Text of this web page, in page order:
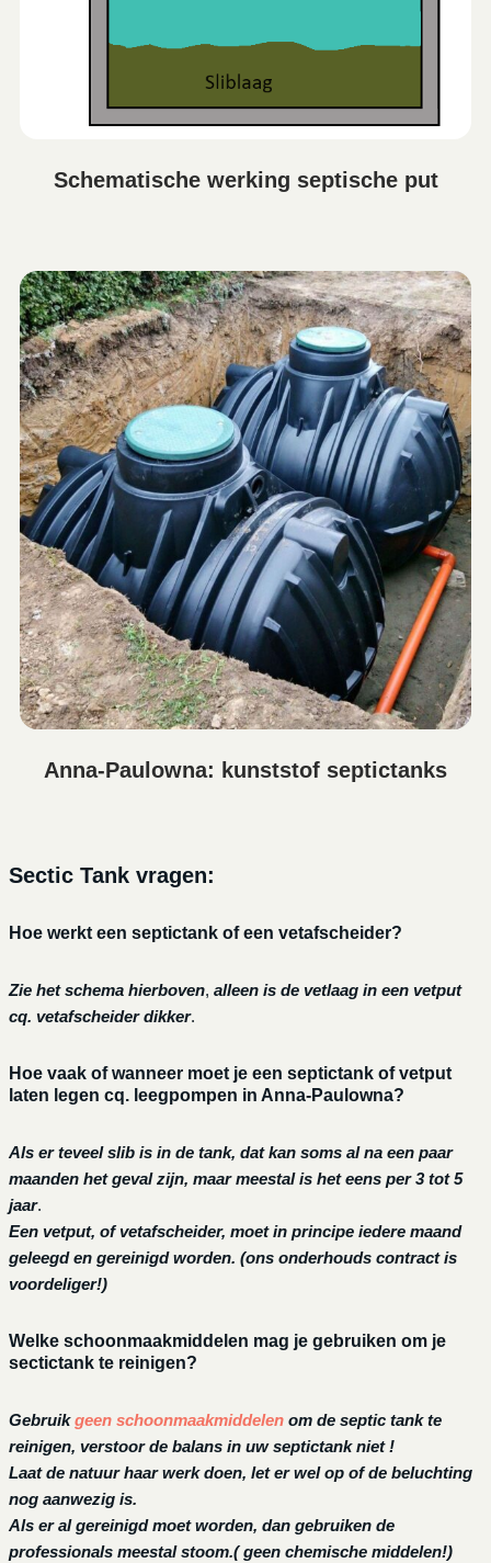
Schematische werking septische put
Anna-Paulowna: kunststof septictanks
Sectic Tank vragen:
Hoe werkt een septictank of een vetafscheider?
Zie het schema hierboven, alleen is de vetlaag in een vetput
cq. vetafscheider dikker.
Hoe vaak of wanneer moet je een septictank of vetput
laten legen cq. leegpompen in Anna-Paulowna?
Als er teveel slib is in de tank, dat kan soms al na een paar
maanden het geval zijn, maar meestal is het eens per 3 tot 5
jaar.
Een vetput, of vetafscheider, moet in principe iedere maand
geleegd en gereinigd worden. (ons onderhouds contract is
voordeliger!)
Welke schoonmaakmiddelen mag je gebruiken om je
sectictank te reinigen?
Gebruikgeen schoonmaakmiddelen om de septic tank te
reinigen, verstoor de balans in uw septictank niet !
Laat de natuur haar werk doen, let er wel op of de beluchting
nog aanwezig is.
Als er al gereinigd moet worden, dan gebruiken de
professionals meestal stoom.( geen chemische middelen!)